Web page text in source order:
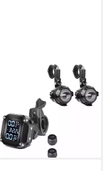
Zusatzscheinwerfer MS1 +
Reifendruckkontrollsystem
UVP
-42%
lieferbar - in 6-7 Werktagen bei dir